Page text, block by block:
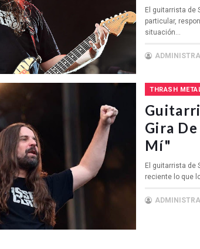
El guitarrista de
particular,
situación...
THRASH
Gira
Mí"
El guitarrista de
reciente lo que